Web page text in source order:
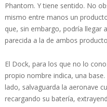
Phantom. Y tiene sentido. No
mismo entre manos un
que, sin embargo, podría llegar
parecida a la de ambos
El Dock, para los que no lo
propio nombre indica, una
lado, salvaguarda la aeronave
recargando su batería,